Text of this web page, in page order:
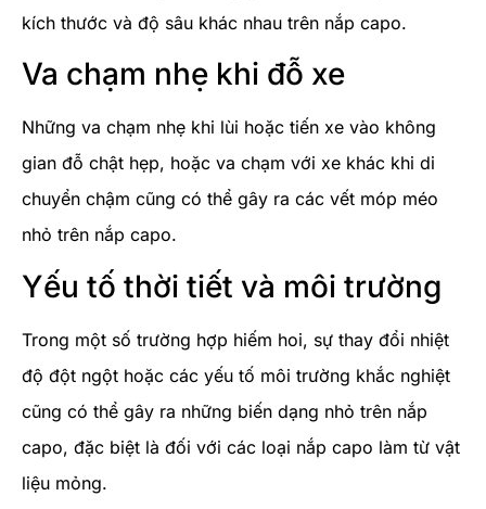
kích thước và độ sâu khác nhau trên nắp capo.
Va chạm nhẹ khi đỗ xe
Những va chạm nhẹ khi lùi hoặc tiến xe vào không
gian đỗ chật hẹp, hoặc va chạm với xe khác khi di
chuyển chậm cũng có thể gây ra các vết móp méo
nhỏ trên nắp capo.
Yếu tố thời tiết và môi trường
Trong một số trường hợp hiếm hoi, sự thay đổi nhiệt
độ đột ngột hoặc các yếu tố môi trường khắc nghiệt
cũng có thể gây ra những biến dạng nhỏ trên nắp
capo, đặc biệt là đối với các loại nắp capo làm từ vật
liệu mỏng.